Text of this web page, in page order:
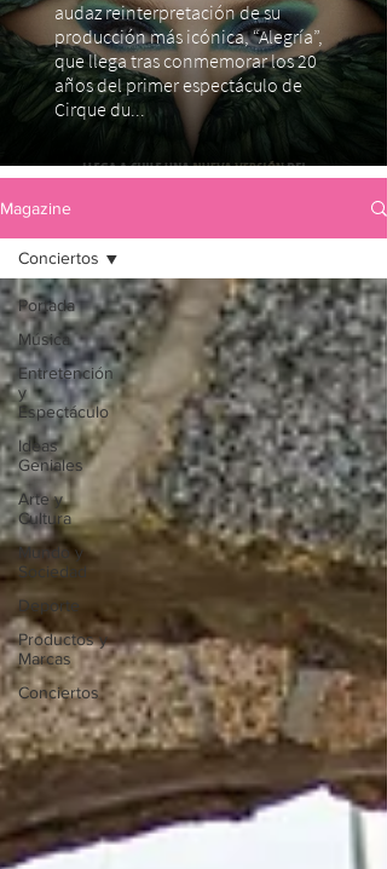
audaz reinterpretación de su
producción más icónica, “Alegría”,
que llega tras conmemorar los 20
años del primer espectáculo de
Cirque du...
Magazine
Portada
Música
Entretención
y
Espectáculo
Ideas
Geniales
Arte y
Cultura
Mundo y
Sociedad
Deporte
Productos y
Marcas
Conciertos
Conciertos